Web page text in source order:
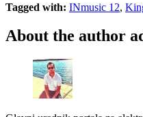
Tagged with: INmusic 12,
About the author